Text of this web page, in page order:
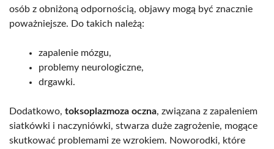
osób z obniżoną odpornością, objawy mogą być znacznie
poważniejsze. Do takich należą:
zapalenie mózgu,
problemy neurologiczne,
drgawki.
Dodatkowo, toksoplazmoza oczna, związana z zapaleniem
siatkówki i naczyniówki, stwarza duże zagrożenie, mogące
skutkować problemami ze wzrokiem. Noworodki, które